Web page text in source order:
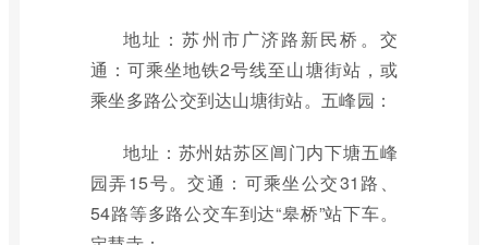
地址：苏州市广济路新民桥。交
通：可乘坐地铁2号线至山塘街站，或
乘坐多路公交到达山塘街站。五峰园：
地址：苏州姑苏区阊门内下塘五峰
园弄15号。交通：可乘坐公交31路、
54路等多路公交车到达“皋桥”站下车。